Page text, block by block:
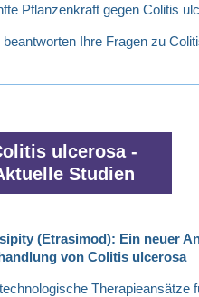
Pflanzenkraft gegen Colitis
beantworten Ihre Fragen zu
ulcerosa -
Studien
(Etrasimod): Ein neuer
von Colitis ulcerosa
Therapieansätze